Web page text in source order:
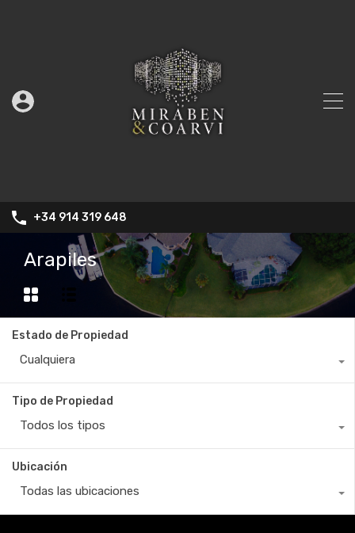
+34 914 319 648
Arapiles
Estado de Propiedad
Cualquiera
Tipo de Propiedad
Todos los tipos
Ubicación
Todas las ubicaciones